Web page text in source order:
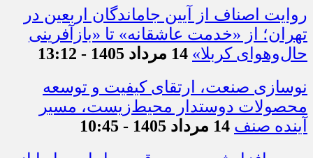
روایت اصناف از آیین جاماندگان اربعین در
تهران؛ از «خدمت عاشقانه» تا «بازآفرینی
حال‌وهوای کربلا» 14 مرداد 1405 - 13:12
نوسازی صنعت، ارتقای کیفیت و توسعه
محصولات دوستدار محیط‌زیست، مسیر
آینده صنف 14 مرداد 1405 - 10:45